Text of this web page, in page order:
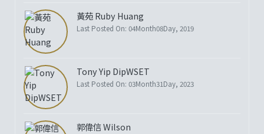
黃苑 Ruby Huang
Last Posted On: 04Month08Day, 2019
Tony Yip DipWSET
Last Posted On: 03Month31Day, 2023
郭偉信 Wilson